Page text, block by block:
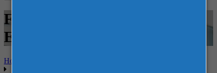
Feiras - FIDAM Americana -
Embalagem
Home